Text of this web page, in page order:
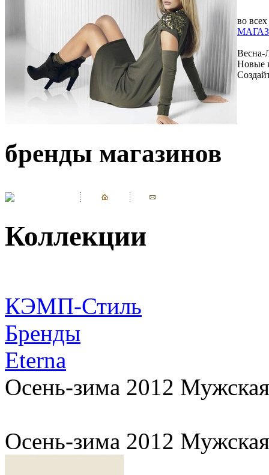
во всех
Весна-
Новые
бренды магазинов
Коллекции
КЭМП-Стиль
Бренды
Eterna
Осень-зима 2012
Осень-зима 2012